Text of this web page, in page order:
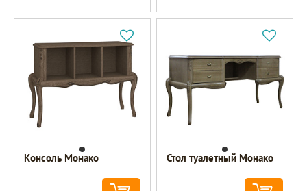
Консоль Монако Стол туалетный Монако